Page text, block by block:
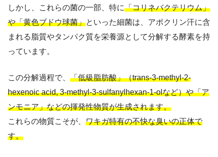
しかし、これらの菌の一部、特に「コリネバクテリウム」
や「黄色ブドウ球菌」といった細菌は、アポクリン汗に含
まれる脂質やタンパク質を栄養源として分解する酵素を持
っています。
この分解過程で、 「低級脂肪酸」（trans-3-methyl-2-
hexenoic acid, 3-methyl-3-sulfanylhexan-1-olなど）や「ア
ンモニア」などの揮発性物質が生成されます。
これらの物質こそが、 ワキガ特有の不快な臭いの正体で
す。